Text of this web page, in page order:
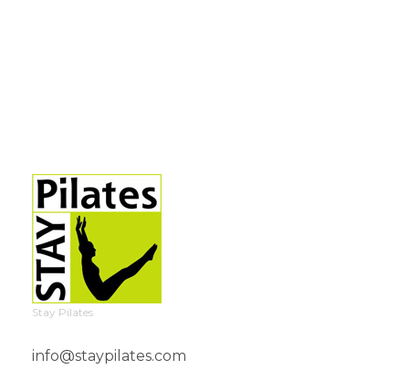
Stay Pilates
info@staypilates.com